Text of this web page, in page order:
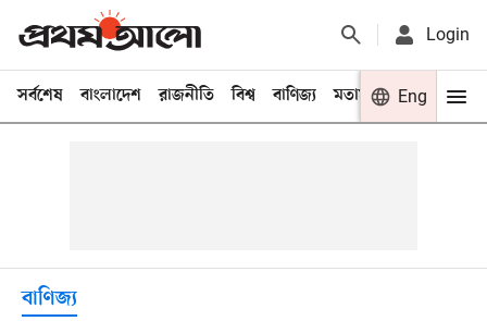
Login
সর্বশেষ বাংলাদেশ রাজনীতি বিশ্ব বাণিজ্য মতামত খেলা
Eng
বাণিজ্য